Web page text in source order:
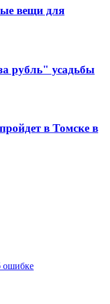
вещи для
рубль" усадьбы
в Томске в
ошибке